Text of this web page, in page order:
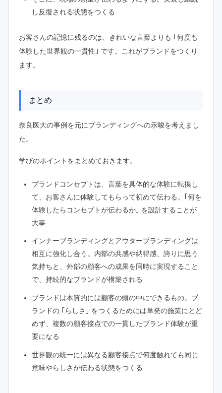
し反復される状態をつくる
お客さんの記憶に残るのは、きれいな言葉よりも ｢何度も
体験した世界観の一貫性｣ です。これがブランドをつくり
ます。
まとめ
奈良医大の事例を元にブランディングへの示唆を考えまし
た。
学びのポイントをまとめておきます。
ブランドコンセプトは、言葉を具体的な体験に転換し
て、お客さんに体験してもらって初めて伝わる。｢何を
体験したらコンセプトが伝わるか｣ を設計することが
大事
インナーブランディングとアウターブランディングは
相互に強化し合う。内部の共感や納得感、誇りに思う
気持ちと、外部の顧客への成果を同時に実現すること
で、持続的なブランドが構築される
ブランドは本質的には顧客の頭の中にできるもの。ブ
ランドの ｢らしさ｣ をつくるためには単発の施策にとど
めず、複数の顧客接点での一貫したブランド体験が重
要になる
世界観の統一には異なる顧客接点で何度触れても同じ
意味やらしさが伝わる状態をつくる